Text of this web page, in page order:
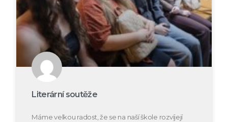
Literární soutěže
Máme velkou radost, že se na naší škole rozvíjejí